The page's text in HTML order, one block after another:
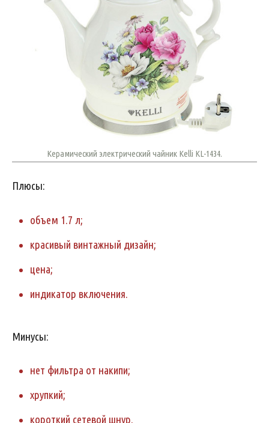
Керамический электрический чайник Kelli KL-1434.
Плюсы:
объем 1.7 л;
красивый винтажный дизайн;
цена;
индикатор включения.
Минусы:
нет фильтра от накипи;
хрупкий;
короткий сетевой шнур.